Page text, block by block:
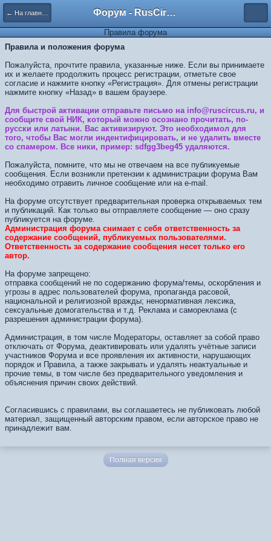
← На главную Форум - RusCircus.ru
Правила форума
Правила и положения форума
Пожалуйста, прочтите правила, указанные ниже. Если вы принимаете
их и желаете продолжить процесс регистрации, отметьте свое
согласие и нажмите кнопку «Регистрация». Для отмены регистрации
нажмите кнопку «Назад» в вашем браузере.
Для быстрой активации отправьте письмо на info@ruscircus.ru, и
сообщите свой НИК, который можно осознано прочитать, по-
русски или латыни. Вас активизируют. Это необходимол для
того, чтобы Вас могли индентифицировать, и не удалить вместе
со спамером. Все ники, пример: sdfgg3beg45 удаляются.
Пожалуйста, помните, что мы не отвечаем на все публикуемые
сообщения. Если возникли претензии к администрации форума Вам
необходимо отравить личное сообщение или на e-mail.
На форуме отсутствует предварительная проверка открываемых тем
и публикаций. Как только вы отправляете сообщение — оно сразу
публикуется на форуме.
Администрация форума снимает с себя ответственность за
содержание сообщений, публикуемых пользователями.
Ответственность за содержание сообщения несет только его
автор.
На форуме запрещено:
отправка сообщений не по содержанию форума/темы, оскорбления и
угрозы в адрес пользователей форума, пропаганда расовой,
национальной и религиозной вражды; ненормативная лексика,
сексуальные домогательства и т.д. Реклама и самореклама (с
разрешения администрации форума).
Администрация, в том числе Модераторы, оставляет за собой право
отключать от Форума, деактивировать или удалять учётные записи
участников Форума и все проявления их активности, нарушающих
порядок и Правила, а также закрывать и удалять неактуальные и
прочие темы, в том числе без предварительного уведомления и
объяснения причин своих действий.
Согласившись с правилами, вы соглашаетесь не публиковать любой
материал, защищенный авторским правом, если авторское право не
принадлежит вам.
Полная версия